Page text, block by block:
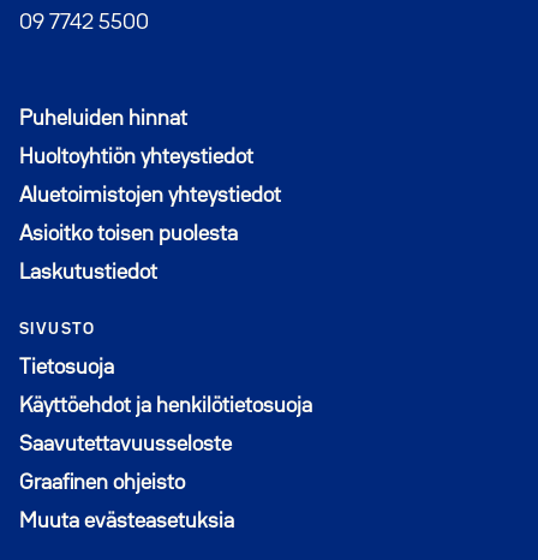
09 7742 5500
Puheluiden hinnat
Huoltoyhtiön yhteystiedot
Aluetoimistojen yhteystiedot
Asioitko toisen puolesta
Laskutustiedot
SIVUSTO
Tietosuoja
Käyttöehdot ja henkilötietosuoja
Saavutettavuusseloste
Graafinen ohjeisto
Muuta evästeasetuksia